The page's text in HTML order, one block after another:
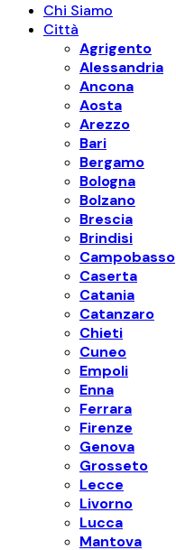
Chi Siamo
Città
Agrigento
Alessandria
Ancona
Aosta
Arezzo
Bari
Bergamo
Bologna
Bolzano
Brescia
Brindisi
Campobasso
Caserta
Catania
Catanzaro
Chieti
Cuneo
Empoli
Enna
Ferrara
Firenze
Genova
Grosseto
Lecce
Livorno
Lucca
Mantova